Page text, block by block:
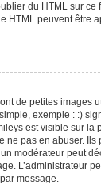
du HTML sur ce
HTML peuvent être
de petites images
exemple : :)
est visible sur la
ne pas en abuser. Ils
modérateur peut
L’administrateur
message.